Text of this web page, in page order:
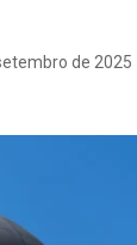
de 2025